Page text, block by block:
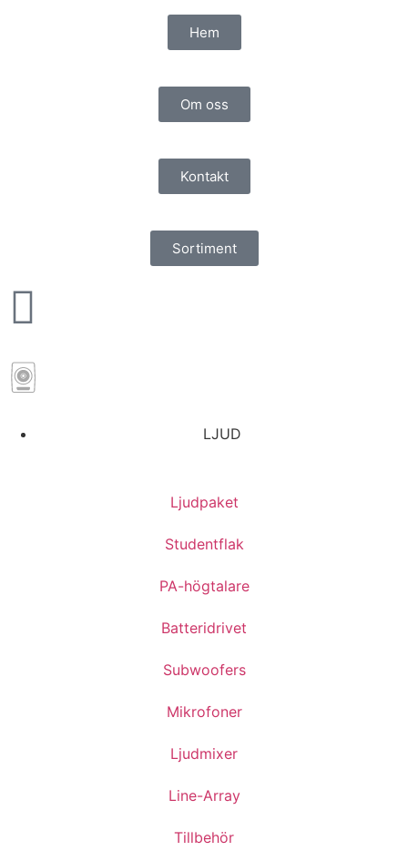
Hem
Om oss
Kontakt
Sortiment
LJUD
Ljudpaket
Studentflak
PA-högtalare
Batteridrivet
Subwoofers
Mikrofoner
Ljudmixer
Line-Array
Tillbehör